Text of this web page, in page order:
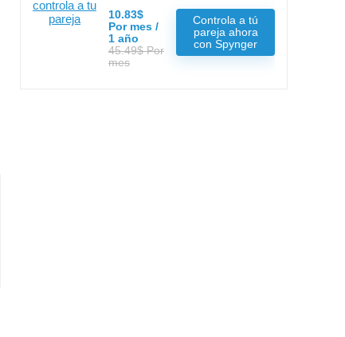
10.83$
Por mes /
1 año
45.49$ Por
mes
Controla a tú
pareja ahora
con Spynger